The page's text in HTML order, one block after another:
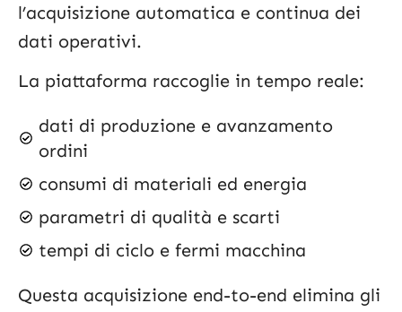
l’acquisizione automatica e continua dei
dati operativi.
La piattaforma raccoglie in tempo reale:
dati di produzione e avanzamento
ordini
consumi di materiali ed energia
parametri di qualità e scarti
tempi di ciclo e fermi macchina
Questa acquisizione end-to-end elimina gli